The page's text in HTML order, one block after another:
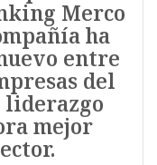
Merco
ha
entre
del
liderazgo
mejor